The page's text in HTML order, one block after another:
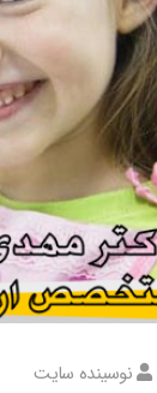
نوسینده سایت